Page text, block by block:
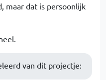
maar dat is persoonlijk
van dit projectje: